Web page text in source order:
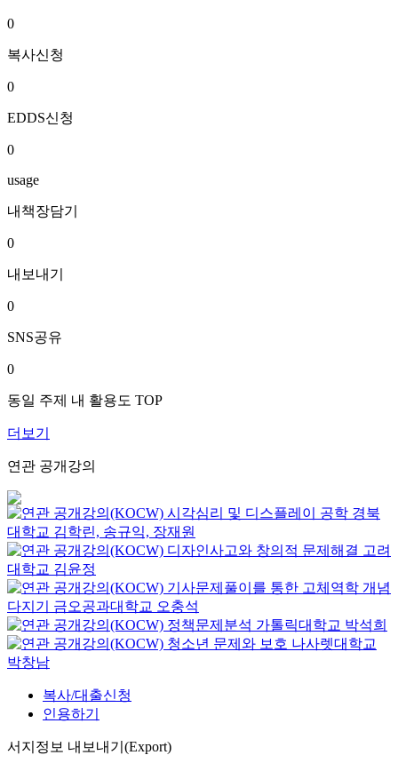
0
복사신청
0
EDDS신청
0
usage
내책장담기
0
내보내기
0
SNS공유
0
동일 주제 내 활용도 TOP
더보기
연관 공개강의
시각심리 및 디스플레이 공학 경북
대학교 김학린, 송규익, 장재원
디자인사고와 창의적 문제해결 고려
대학교 김윤정
기사문제풀이를 통한 고체역학 개념
다지기
금오공과대학교 오충석
정책문제분석 가톨릭대학교 박석희
청소년 문제와 보호 나사렛대학교
박창남
복사/대출신청
인용하기
서지정보 내보내기(Export)